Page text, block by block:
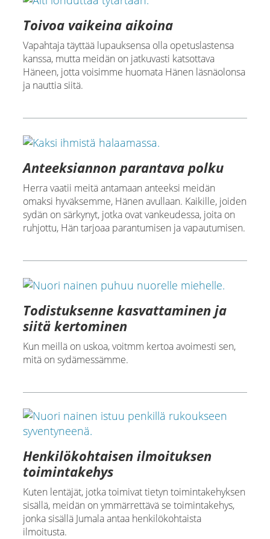
Toivoa vaikeina aikoina
Vapahtaja täyttää lupauksensa olla opetuslastensa
kanssa, mutta meidän on jatkuvasti katsottava
Häneen, jotta voisimme huomata Hänen läsnäolonsa
ja nauttia siitä.
Anteeksiannon parantava polku
Herra vaatii meitä antamaan anteeksi meidän
omaksi hyväksemme, Hänen avullaan. Kaikille, joiden
sydän on särkynyt, jotka ovat vankeudessa, joita on
ruhjottu, Hän tarjoaa parantumisen ja vapautumisen.
Todistuksenne kasvattaminen ja
siitä kertominen
Kun meillä on uskoa, voitmm kertoa avoimesti sen,
mitä on sydämessämme.
Henkilökohtaisen ilmoituksen
toimintakehys
Kuten lentäjät, jotka toimivat tietyn toimintakehyksen
sisällä, meidän on ymmärrettävä se toimintakehys,
jonka sisällä Jumala antaa henkilökohtaista
ilmoitusta.